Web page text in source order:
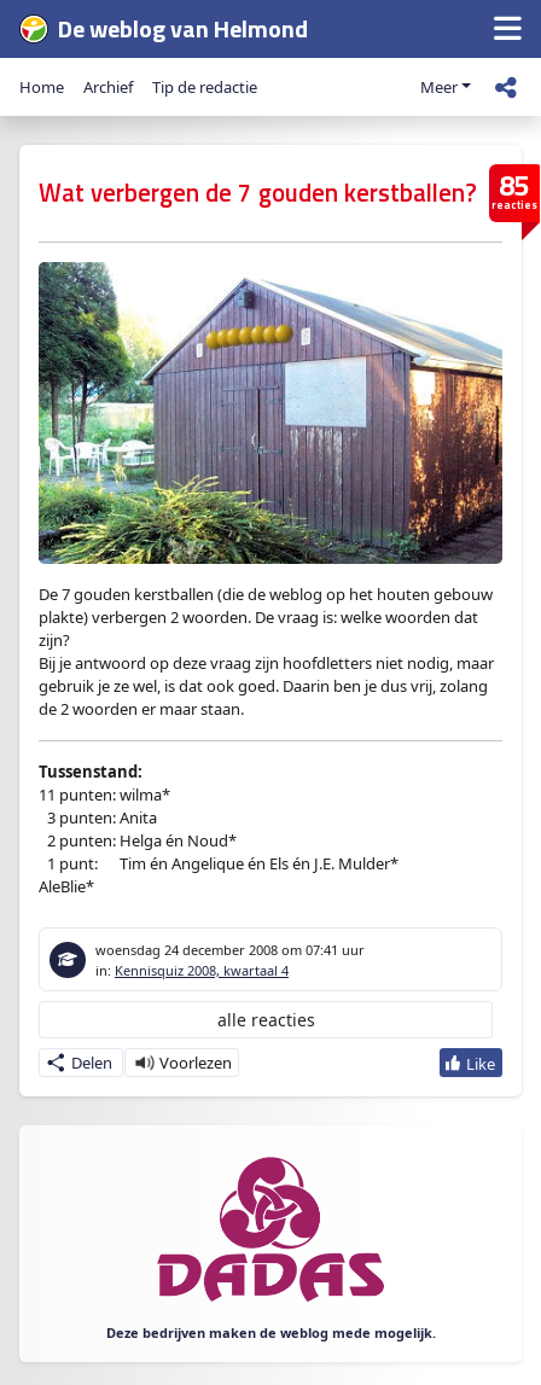
De weblog van Helmond
Home Archief Tip de redactie Meer
85
reacties
Wat verbergen de 7 gouden kerstballen?
De 7 gouden kerstballen (die de weblog op het houten gebouw
plakte) verbergen 2 woorden. De vraag is: welke woorden dat
zijn?
Bij je antwoord op deze vraag zijn hoofdletters niet nodig, maar
gebruik je ze wel, is dat ook goed. Daarin ben je dus vrij, zolang
de 2 woorden er maar staan.
Tussenstand:
11 punten: wilma*
3 punten: Anita
2 punten: Helga én Noud*
1 punt:
Tim én Angelique én Els én J.E. Mulder*
AleBlie*
woensdag 24 december 2008 om 07:41 uur
in: Kennisquiz 2008, kwartaal 4
Delen
alle reacties
Deze bedrijven maken de weblog mede mogelijk.